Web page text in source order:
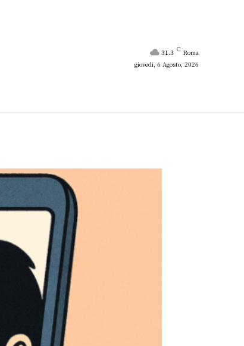
31.3 C Roma
giovedì, 6 Agosto, 2026